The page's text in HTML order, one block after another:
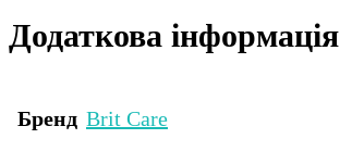
Додаткова інформація
Бренд Brit Care